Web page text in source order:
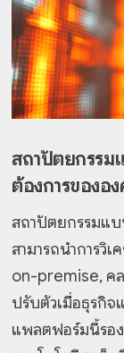
สถาปัตยกรรม
ต้องการของอ
สถาปัตยกรรมแ
สามารถนำการวิ
on-premise, ค
ปรับตัวเมื่อธุรกิ
แพลตฟอร์มนี้รอ